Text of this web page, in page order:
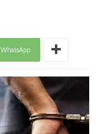
WhatsApp